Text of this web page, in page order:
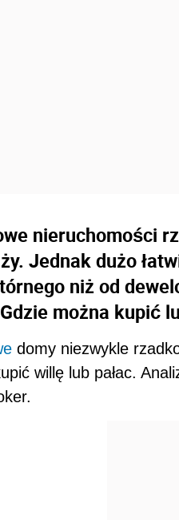
nieruchomości
Jednak dużo
niż od
można kupić
domy niezwykle
willę lub pałac.